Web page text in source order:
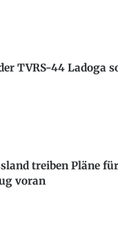
TVRS-44 Ladoga
treiben Pläne
voran